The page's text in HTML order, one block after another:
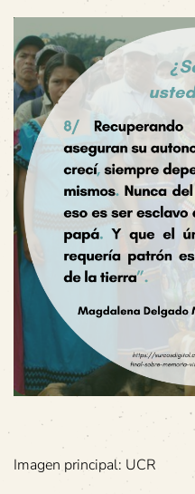
Imagen principal: UCR